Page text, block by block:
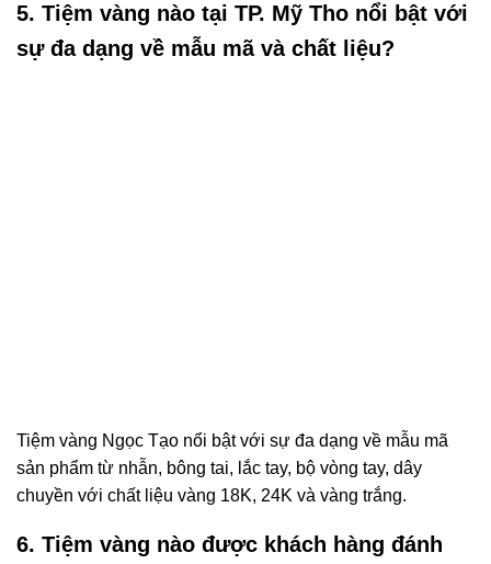
5. Tiệm vàng nào tại TP. Mỹ Tho nổi bật với
sự đa dạng về mẫu mã và chất liệu?
Tiệm vàng Ngọc Tạo nổi bật với sự đa dạng về mẫu mã
sản phẩm từ nhẫn, bông tai, lắc tay, bộ vòng tay, dây
chuyền với chất liệu vàng 18K, 24K và vàng trắng.
6. Tiệm vàng nào được khách hàng đánh